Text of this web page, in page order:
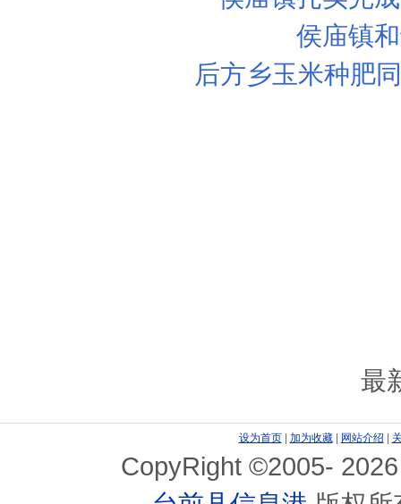
侯庙镇
后方乡玉米种肥
最
设为首页| 加为收藏| 网站介绍 |
CopyRight ©2005-